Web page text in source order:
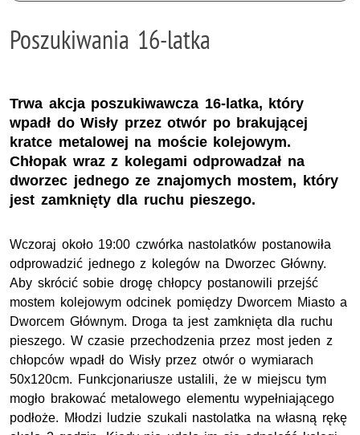
Poszukiwania 16-latka
Trwa akcja poszukiwawcza 16-latka, który
wpadł do Wisły przez otwór po brakującej
kratce metalowej na moście kolejowym.
Chłopak wraz z kolegami odprowadzał na
dworzec jednego ze znajomych mostem, który
jest zamknięty dla ruchu pieszego.
Wczoraj około 19:00 czwórka nastolatków postanowiła
odprowadzić jednego z kolegów na Dworzec Główny.
Aby skrócić sobie drogę chłopcy postanowili przejść
mostem kolejowym odcinek pomiędzy Dworcem Miasto a
Dworcem Głównym. Droga ta jest zamknięta dla ruchu
pieszego. W czasie przechodzenia przez most jeden z
chłopców wpadł do Wisły przez otwór o wymiarach
50x120cm. Funkcjonariusze ustalili, że w miejscu tym
mogło brakować metalowego elementu wypełniającego
podłoże. Młodzi ludzie szukali nastolatka na własną rękę